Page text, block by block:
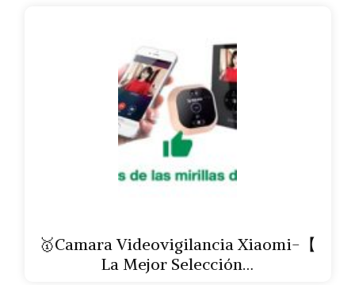
🥇Camara Videovigilancia Xiaomi-【
La Mejor Selección…